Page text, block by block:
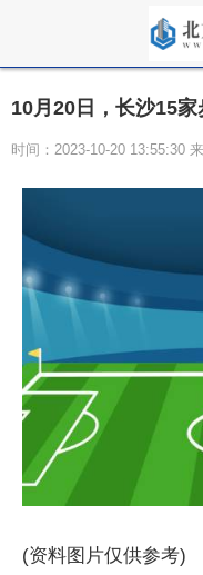
10月20日，长沙15
时间：2023-10-20 13:55:30
(资料图片仅供参考)